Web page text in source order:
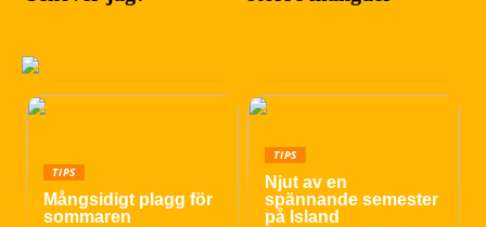
TIPS
Mångsidigt plagg för
sommaren
TIPS
Njut av en
spännande semester
på Island